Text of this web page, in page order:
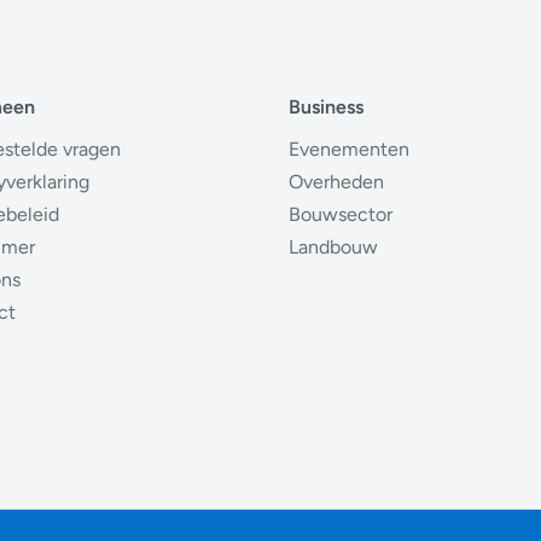
vragen
Business
Evenementen
Overheden
Bouwsector
Landbouw